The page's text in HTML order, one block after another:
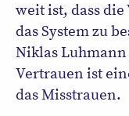
weit ist, dass
das System zu
Niklas Luhmann
Vertrauen ist
das Misstrauen.